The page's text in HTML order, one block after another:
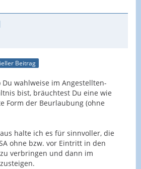
Beitrag
wahlweise im Angestellten-
bist, bräuchtest Du eine wie
Form der Beurlaubung (ohne
halte ich es für sinnvoller, die
ohne bzw. vor Eintritt in den
verbringen und dann im